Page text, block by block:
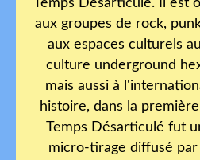
Temps Désarticulé. Il est
aux groupes de rock,
aux espaces culturels
culture underground
mais aussi à
histoire, dans la
Temps Désarticulé fut
micro-tirage diffusé